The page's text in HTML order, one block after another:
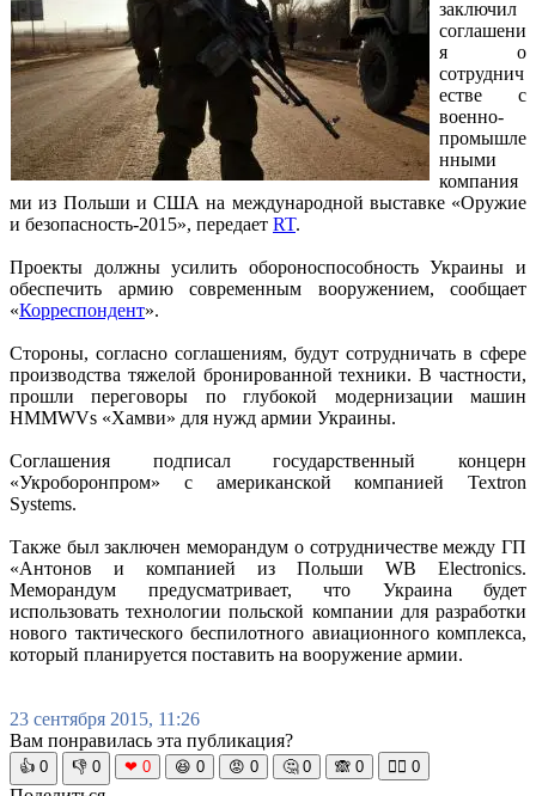
заключил
соглашени
я о
сотруднич
естве с
военно-
промышле
нными
компания
ми из Польши и США на международной выставке «Оружие
и безопасность-2015», передает RT.
Проекты должны усилить обороноспособность Украины и
обеспечить армию современным вооружением, сообщает
«Корреспондент».
Стороны, согласно соглашениям, будут сотрудничать в сфере
производства тяжелой бронированной техники. В частности,
прошли переговоры по глубокой модернизации машин
HMMWVs «Хамви» для нужд армии Украины.
Соглашения подписал государственный концерн
«Укроборонпром» с американской компанией Textron
Systems.
Также был заключен меморандум о сотрудничестве между ГП
«Антонов и компанией из Польши WB Electronics.
Меморандум предусматривает, что Украина будет
использовать технологии польской компании для разработки
нового тактического беспилотного авиационного комплекса,
который планируется поставить на вооружение армии.
23 сентября 2015, 11:26
Вам понравилась эта публикация?
👍 0 👎 0 ❤ 0 😆 0 😡 0 🤔 0 🙈 0 🧘‍♀️ 0